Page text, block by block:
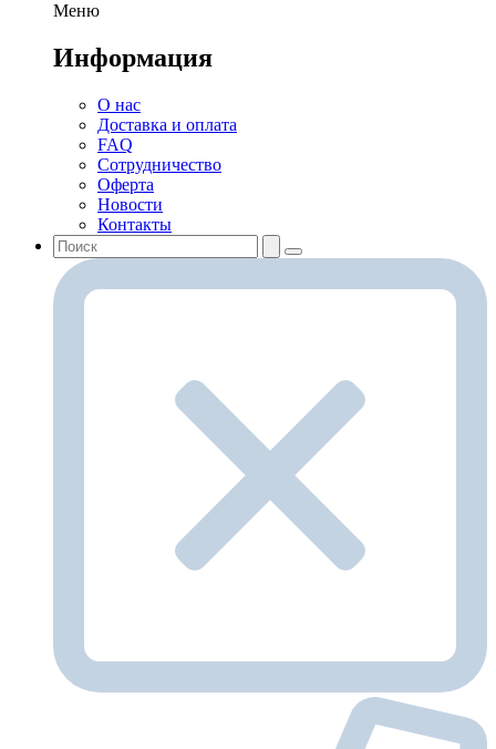
Меню
Информация
О нас
Доставка и оплата
FAQ
Сотрудничество
Оферта
Новости
Контакты